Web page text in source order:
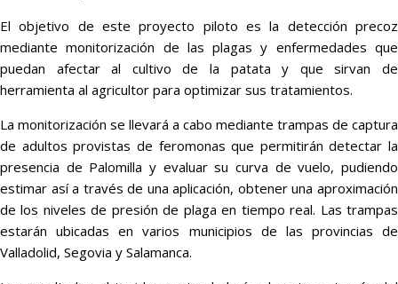
El objetivo de este proyecto piloto es la detección precoz
mediante monitorización de las plagas y enfermedades que
puedan afectar al cultivo de la patata y que sirvan de
herramienta al agricultor para optimizar sus tratamientos.
La monitorización se llevará a cabo mediante trampas de captura
de adultos provistas de feromonas que permitirán detectar la
presencia de Palomilla y evaluar su curva de vuelo, pudiendo
estimar así a través de una aplicación, obtener una aproximación
de los niveles de presión de plaga en tiempo real. Las trampas
estarán ubicadas en varios municipios de las provincias de
Valladolid, Segovia y Salamanca.